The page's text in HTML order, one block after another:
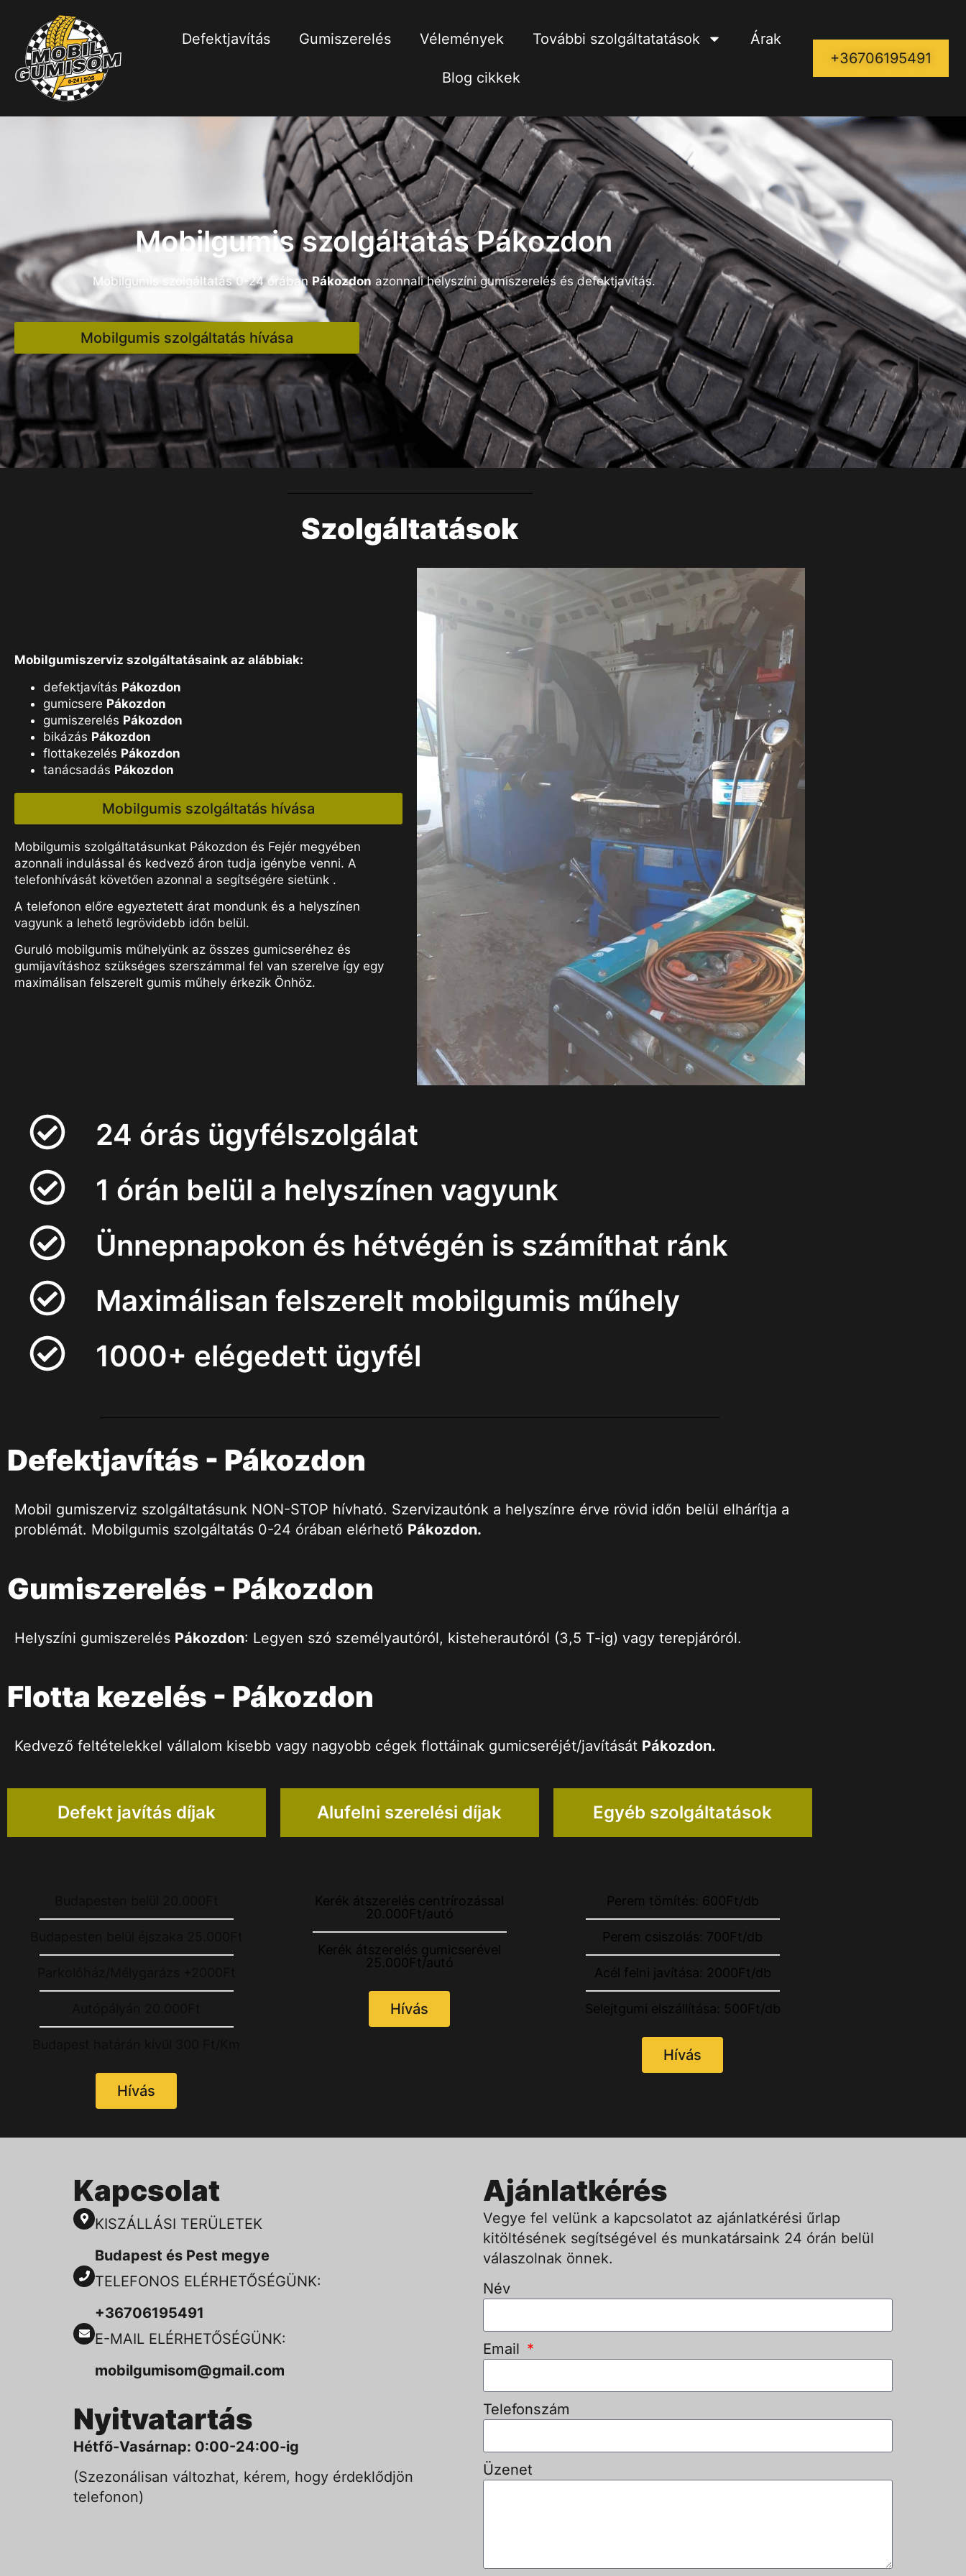
Defektjavítás Gumiszerelés Vélemények További szolgáltatatások Árak
Blog cikkek
+36706195491
Mobilgumis szolgáltatás Pákozdon
Mobilgumis szolgáltatás 0-24 órában Pákozdon azonnali helyszíni gumiszerelés és defektjavítás.
Mobilgumis szolgáltatás hívása
Szolgáltatások
Mobilgumiszerviz szolgáltatásaink az alábbiak:
defektjavítás Pákozdon
gumicsere Pákozdon
gumiszerelés Pákozdon
bikázás Pákozdon
flottakezelés Pákozdon
tanácsadás Pákozdon
Mobilgumis szolgáltatás hívása
Mobilgumis szolgáltatásunkat Pákozdon és Fejér megyében
azonnali indulással és kedvező áron tudja igénybe venni. A
telefonhívását követően azonnal a segítségére sietünk .
A telefonon előre egyeztetett árat mondunk és a helyszínen
vagyunk a lehető legrövidebb időn belül.
Guruló mobilgumis műhelyünk az összes gumicseréhez és
gumijavításhoz szükséges szerszámmal fel van szerelve így egy
maximálisan felszerelt gumis műhely érkezik Önhöz.
24 órás ügyfélszolgálat
1 órán belül a helyszínen vagyunk
Ünnepnapokon és hétvégén is számíthat ránk
Maximálisan felszerelt mobilgumis műhely
1000+ elégedett ügyfél
Defektjavítás - Pákozdon
Mobil gumiszerviz szolgáltatásunk NON-STOP hívható. Szervizautónk a helyszínre érve rövid időn belül elhárítja a
problémát. Mobilgumis szolgáltatás 0-24 órában elérhető Pákozdon.
Gumiszerelés - Pákozdon
Helyszíni gumiszerelés Pákozdon: Legyen szó személyautóról, kisteherautóról (3,5 T-ig) vagy terepjáróról.
Flotta kezelés - Pákozdon
Kedvező feltételekkel vállalom kisebb vagy nagyobb cégek flottáinak gumicseréjét/javítását Pákozdon.
Defekt javítás díjak
Hívás
Alufelni szerelési díjak
Kerék átszerelés centrírozással
20.000Ft/autó
Kerék átszerelés gumicserével
25.000Ft/autó
Hívás
Egyéb szolgáltatások
Perem tömítés: 600Ft/db
Perem csiszolás: 700Ft/db
Acél felni javítása: 2000Ft/db
Selejtgumi elszállítása: 500Ft/db
Hívás
Kapcsolat
KISZÁLLÁSI TERÜLETEK
Budapest és Pest megye
TELEFONOS ELÉRHETŐSÉGÜNK:
+36706195491
E-MAIL ELÉRHETŐSÉGÜNK:
mobilgumisom@gmail.com
Nyitvatartás
Hétfő-Vasárnap: 0:00-24:00-ig
(Szezonálisan változhat, kérem, hogy érdeklődjön
telefonon)
Ajánlatkérés
Vegye fel velünk a kapcsolatot az ajánlatkérési űrlap
kitöltésének segítségével és munkatársaink 24 órán belül
válaszolnak önnek.
Név
Email
Telefonszám
Üzenet